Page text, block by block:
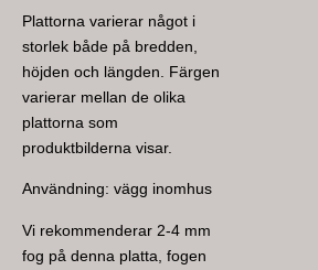
Plattorna varierar något i
storlek både på bredden,
höjden och längden. Färgen
varierar mellan de olika
plattorna som
produktbilderna visar.
Användning: vägg inomhus
Vi rekommenderar 2-4 mm
fog på denna platta, fogen